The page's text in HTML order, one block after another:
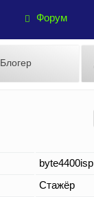
Форум
Блогер
byte4400isp
Стажёр